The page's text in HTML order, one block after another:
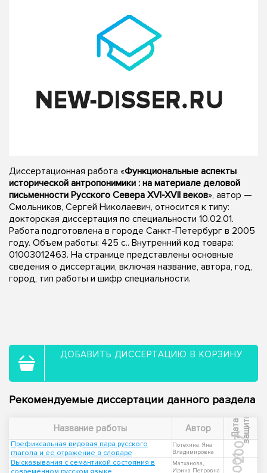
Диссертационная работа «Функциональные аспекты
исторической антропонимики : на материале деловой
письменности Русского Севера XVI-XVII веков», автор —
Смольников, Сергей Николаевич, относится к типу:
докторская диссертация по специальности 10.02.01.
Работа подготовлена в городе Санкт-Петербург в 2005
году. Объем работы: 425 с.. Внутренний код товара:
01003012463. На странице представлены основные
сведения о диссертации, включая название, автора, год,
город, тип работы и шифр специальности.
ДОБАВИТЬ ДИССЕРТАЦИЮ В КОРЗИНУ
Рекомендуемые диссертации данного раздела
Название работы Автор Д
а
т
а
з
а
щ
и
ты
Префиксальная видовая пара русского
глагола и ее отражение в словаре
Потехина, Яна
Владимировна
2007
Высказывания с семантикой состояния в
Матханова,
Ирина Петровна
2001